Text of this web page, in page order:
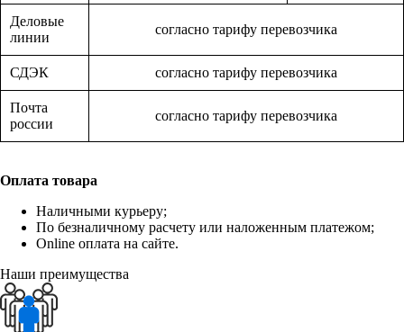
Деловые
линии
согласно тарифу перевозчика
СДЭК согласно тарифу перевозчика
Почта
россии
согласно тарифу перевозчика
Оплата товара
Наличными курьеру;
По безналичному расчету или наложенным платежом;
Online оплата на сайте.
Наши преимущества